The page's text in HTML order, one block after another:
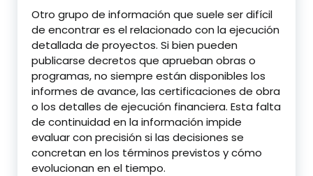
Otro grupo de información que suele ser difícil
de encontrar es el relacionado con la ejecución
detallada de proyectos. Si bien pueden
publicarse decretos que aprueban obras o
programas, no siempre están disponibles los
informes de avance, las certificaciones de obra
o los detalles de ejecución financiera. Esta falta
de continuidad en la información impide
evaluar con precisión si las decisiones se
concretan en los términos previstos y cómo
evolucionan en el tiempo.